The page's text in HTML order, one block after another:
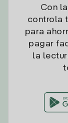
Con la
controla
para
pagar
la